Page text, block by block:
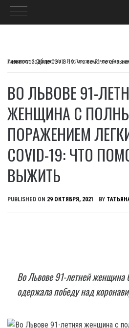
Главпост>Общество>
Во Львове 91-летняя женщина с полным поражением легких победила COVID-19: что помогло ей
ВО ЛЬВОВЕ 91-
ЖЕНЩИНА С
ПОРАЖЕНИЕМ
COVID-19: ЧТО
ВЫЖИТЬ
PUBLISHED ON 29 ОКТЯБРЯ, 2021 BY
Во Львове 91-летней женщина
одержала победу над